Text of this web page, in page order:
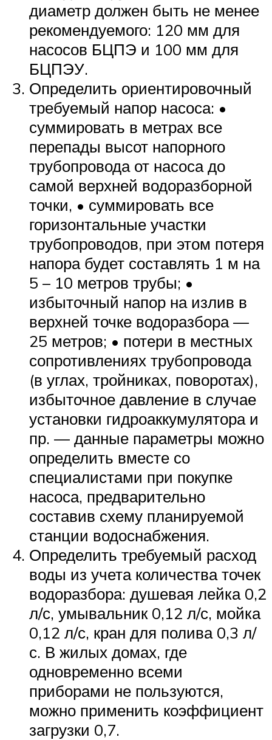
диаметр должен быть не менее
рекомендуемого: 120 мм для
насосов БЦПЭ и 100 мм для
БЦПЭУ.
Определить ориентировочный
требуемый напор насоса: •
суммировать в метрах все
перепады высот напорного
трубопровода от насоса до
самой верхней водоразборной
точки, • суммировать все
горизонтальные участки
трубопроводов, при этом потеря
напора будет составлять 1 м на
5 – 10 метров трубы; •
избыточный напор на излив в
верхней точке водоразбора —
25 метров; • потери в местных
сопротивлениях трубопровода
(в углах, тройниках, поворотах),
избыточное давление в случае
установки гидроаккумулятора и
пр. — данные параметры можно
определить вместе со
специалистами при покупке
насоса, предварительно
составив схему планируемой
станции водоснабжения.
Определить требуемый расход
воды из учета количества точек
водоразбора: душевая лейка 0,2
л/с, умывальник 0,12 л/с, мойка
0,12 л/с, кран для полива 0,3 л/
с. В жилых домах, где
одновременно всеми
приборами не пользуются,
можно применить коэффициент
загрузки 0,7.